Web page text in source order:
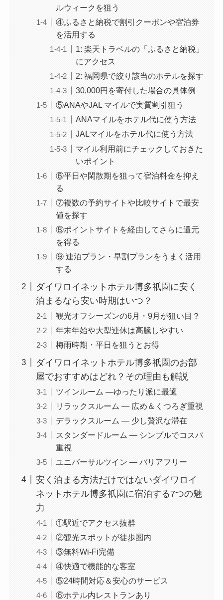
ルウィークを狙う
④ふるさと納税で割引クーポンや宿泊券
を活用する
1: 楽天トラベルの「ふるさと納税」
にアクセス
2: 福岡県で絞り該当のホテルを探す
30,000円を寄付した場合の具体例
⑤ANAやJAL マイルで実質割引狙う
ANAマイルをホテル代に使う方法
JALマイルをホテル代に使う方法
マイル利用前にチェックしておきた
いポイント
⑥平日や閑散期を狙って宿泊料金を抑え
る
⑦複数の予約サイトや比較サイトで最安
値を探す
⑧ポイントサイトを経由してさらに還元
を得る
⑨ 連泊プラン・早割プランをうまく活用
する
ダイワロイネットホテル博多祇園に安く
泊まるなら安い時期はいつ？
観光オフシーズンの6月・9月が狙い目？
年末年始や大型連休は高騰しやすい
梅雨時期・平日を狙うとお得
ダイワロイネットホテル博多祇園のお部
屋でおすすめはどれ？その理由も解説
ツインルーム —ゆったり派に最適
リラックスルーム — 広め＆くつろぎ重視
デラックスルーム — 少し贅沢な滞在
スタンダードルーム — シンプルでコスパ
重視
ユニバーサルツイン — バリアフリー
安く泊まる方法だけではないダイワロイ
ネットホテル博多祇園に宿泊する7つの魅
力
①駅近でアクセス抜群
②観光スポットが徒歩圏内
③無料Wi-Fi完備
④快適で機能的な客室
⑤24時間対応＆安心のサービス
⑥ホテル内レストランあり